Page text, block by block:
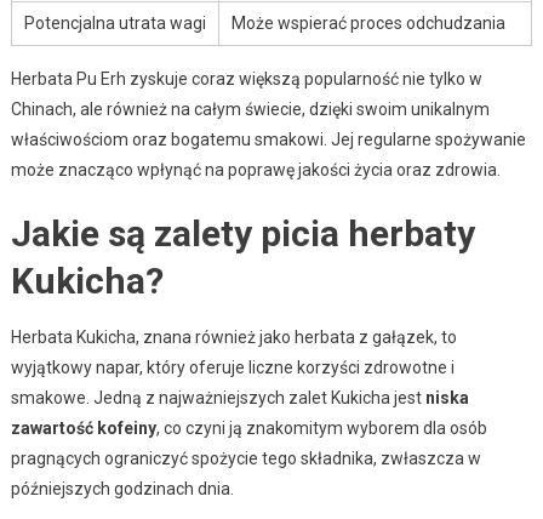
Potencjalna utrata wagi Może wspierać proces odchudzania
Herbata Pu Erh zyskuje coraz większą popularność nie tylko w
Chinach, ale również na całym świecie, dzięki swoim unikalnym
właściwościom oraz bogatemu smakowi. Jej regularne spożywanie
może znacząco wpłynąć na poprawę jakości życia oraz zdrowia.
Jakie są zalety picia herbaty
Kukicha?
Herbata Kukicha, znana również jako herbata z gałązek, to
wyjątkowy napar, który oferuje liczne korzyści zdrowotne i
smakowe. Jedną z najważniejszych zalet Kukicha jest niska
zawartość kofeiny, co czyni ją znakomitym wyborem dla osób
pragnących ograniczyć spożycie tego składnika, zwłaszcza w
późniejszych godzinach dnia.